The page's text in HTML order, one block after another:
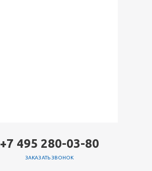
+7 495 280-03-80
ЗАКАЗАТЬ ЗВОНОК